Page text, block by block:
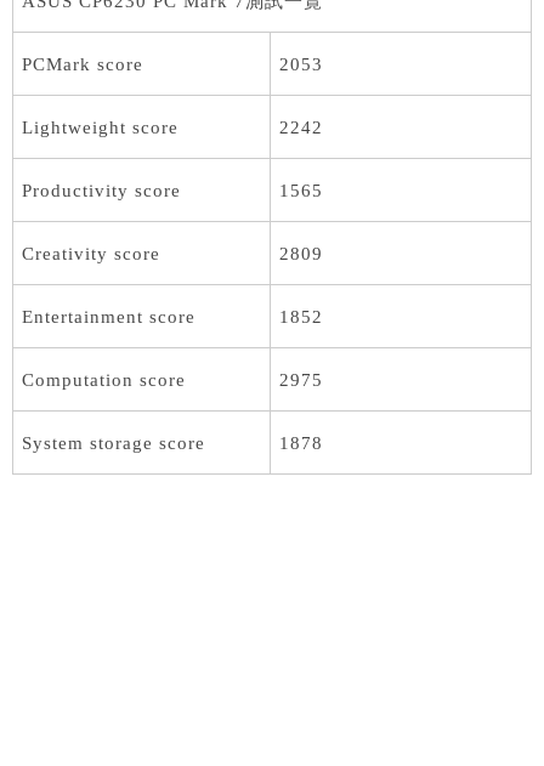
PCMark score 2053
Lightweight score 2242
Productivity score 1565
Creativity score 2809
Entertainment score 1852
Computation score 2975
System storage score 1878